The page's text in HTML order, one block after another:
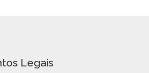
Legais